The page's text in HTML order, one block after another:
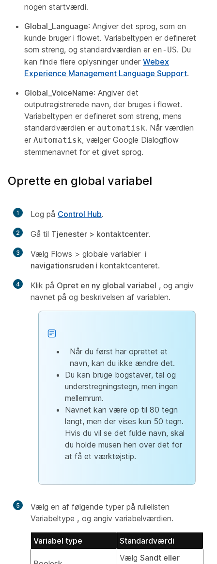
nogen startværdi.
Global_Language: Angiver det sprog, som en
kunde bruger i flowet. Variabeltypen er defineret
som streng, og standardværdien er en-US. Du
kan finde flere oplysninger under Webex
Experience Management Language Support.
Global_VoiceName: Angiver det
outputregistrerede navn, der bruges i flowet.
Variabeltypen er defineret som streng, mens
standardværdien er automatisk. Når værdien
er Automatisk, vælger Google Dialogflow
stemmenavnet for et givet sprog.
Oprette en global variabel
1 Log på Control Hub.
2 Gå til Tjenester > kontaktcenter.
3 Vælg Flows > globale variabler i
navigationsruden i kontaktcenteret.
4 Klik på Opret en ny global variabel , og angiv
navnet på og beskrivelsen af variablen.
Når du først har oprettet et
navn, kan du ikke ændre det.
Du kan bruge bogstaver, tal og
understregningstegn, men ingen
mellemrum.
Navnet kan være op til 80 tegn
langt, men der vises kun 50 tegn.
Hvis du vil se det fulde navn, skal
du holde musen hen over det for
at få et værktøjstip.
5
Vælg en af følgende typer på rullelisten
Variabeltype , og angiv variabelværdien.
Variabel type Standardværdi
Vælg Sandt eller